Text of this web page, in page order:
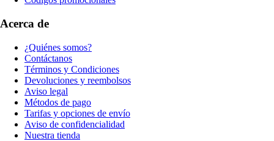
Acerca de
¿Quiénes somos?
Contáctanos
Términos y Condiciones
Devoluciones y reembolsos
Aviso legal
Métodos de pago
Tarifas y opciones de envío
Aviso de confidencialidad
Nuestra tienda